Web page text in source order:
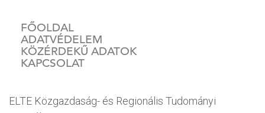
FŐOLDAL
ADATVÉDELEM
KÖZÉRDEKŰ ADATOK
KAPCSOLAT
ELTE Közgazdaság- és Regionális Tudományi